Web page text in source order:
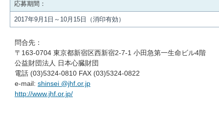
応募期間：
2017年9月1日～10月15日（消印有効）
問合先：
〒163-0704 東京都新宿区西新宿2-7-1 小田急第一生命ビル4階
公益財団法人 日本心臓財団
電話 (03)5324-0810 FAX (03)5324-0822
e-mail: shinsei @jhf.or.jp
http://www.jhf.or.jp/